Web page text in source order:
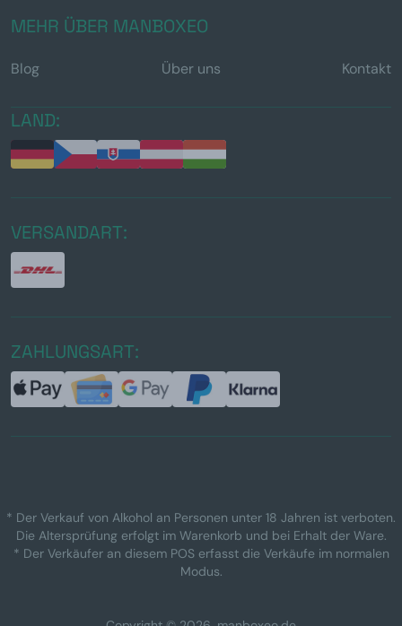
MEHR ÜBER MANBOXEO
Blog Über uns Kontakt
LAND:
VERSANDART:
ZAHLUNGSART:
* Der Verkauf von Alkohol an Personen unter 18 Jahren ist verboten.
Die Altersprüfung erfolgt im Warenkorb und bei Erhalt der Ware.
* Der Verkäufer an diesem POS erfasst die Verkäufe im normalen
Modus.